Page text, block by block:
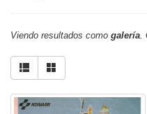
Viendo resultados como galería.